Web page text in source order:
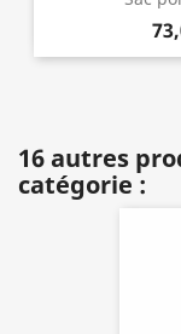
16 autres
catégorie :